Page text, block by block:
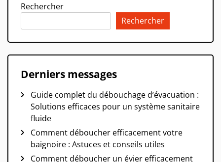
Rechercher
Rechercher
Derniers messages
Guide complet du débouchage d’évacuation :
Solutions efficaces pour un système sanitaire
fluide
Comment déboucher efficacement votre
baignoire : Astuces et conseils utiles
Comment déboucher un évier efficacement